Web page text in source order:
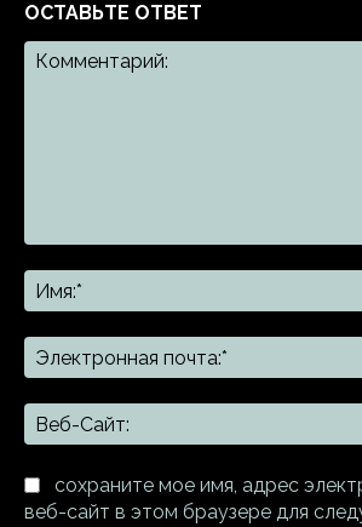
ОСТАВЬТЕ ОТВЕТ
сохраните мое имя, адрес
веб-сайт в этом браузере для